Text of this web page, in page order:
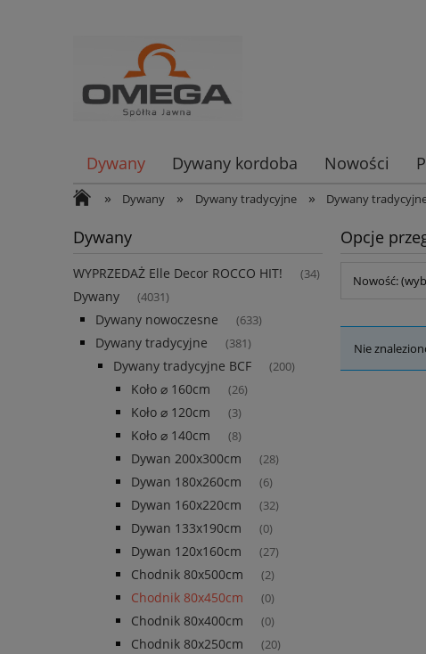
Dywany Dywany kordoba Nowości
» Dywany » Dywany tradycyjne » Dywany
Dywany
WYPRZEDAŻ Elle Decor ROCCO HIT! (34)
Dywany (4031)
Dywany nowoczesne (633)
Dywany tradycyjne (381)
Dywany tradycyjne BCF (200)
Koło ⌀ 160cm (26)
Koło ⌀ 120cm (3)
Koło ⌀ 140cm (8)
Dywan 200x300cm (28)
Dywan 180x260cm (6)
Dywan 160x220cm (32)
Dywan 133x190cm (0)
Dywan 120x160cm (27)
Chodnik 80x500cm (2)
Chodnik 80x450cm (0)
Chodnik 80x400cm (0)
Chodnik 80x250cm (20)
Opcje
Nowość:
Nie